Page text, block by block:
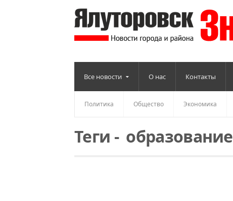
Все новости О нас Контакты
Политика Общество Экономика
Теги -образование